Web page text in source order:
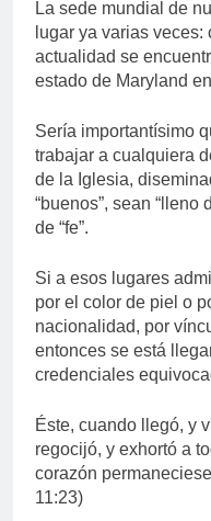
La sede mundial de
lugar ya varias
actualidad se
estado de Maryland
Sería importantísimo
trabajar a cualquiera
de la Iglesia,
“buenos”, sean
de “fe”.
Si a esos lugares
por el color de piel o
nacionalidad, por
entonces se está
credenciales
Éste, cuando llegó, y
regocijó, y exhortó a
corazón
11:23)